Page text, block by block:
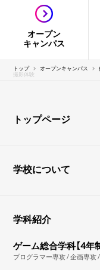
オープン
キャンパス
トップ オープンキャンパス
撮影体験
トップページ
学校について
学科紹介
ゲーム総合学科【4年
プログラマー専攻 / 企画専攻 /